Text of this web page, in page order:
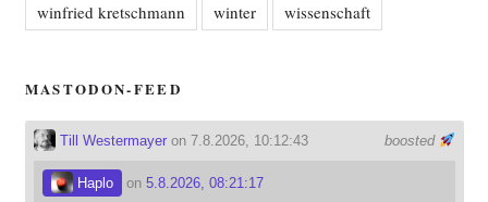
winfried kretschmann
winter wissenschaft
MASTODON-FEED
boosted
Till Westermayeron 7.8.2026, 10:12:43
Haplo on 5.8.2026, 08:21:17